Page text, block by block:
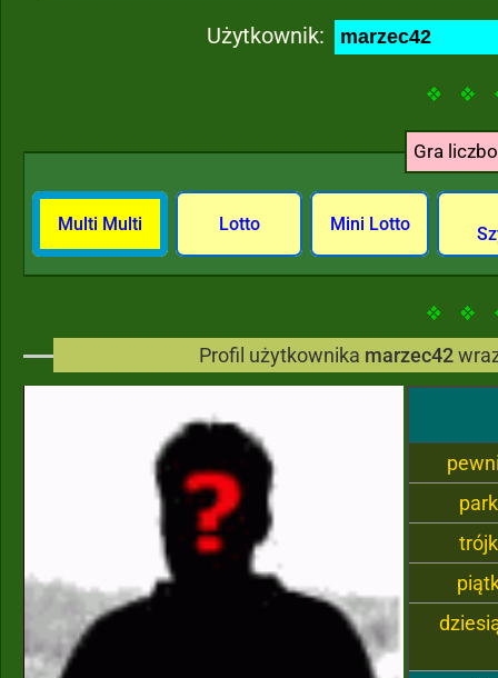
Użytkownik:
Gra
Multi Multi Lotto Mini Lotto
Profil użytkownika marzec42